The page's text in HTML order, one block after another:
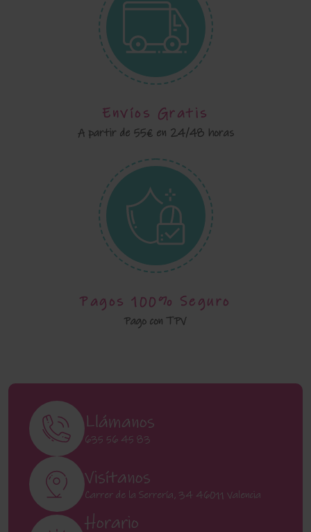
Envíos Gratis
A partir de 55€ en 24/48 horas
Pagos 100% Seguro
Pago con TPV
Llámanos
635 56 45 83
Visítanos
Carrer de la Serrería, 34 46011 Valencia
Horario